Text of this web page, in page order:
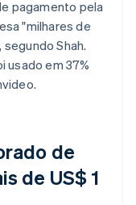
pagamento pela
"milhares de
Shah.
usado em 37%
de
de US$ 1